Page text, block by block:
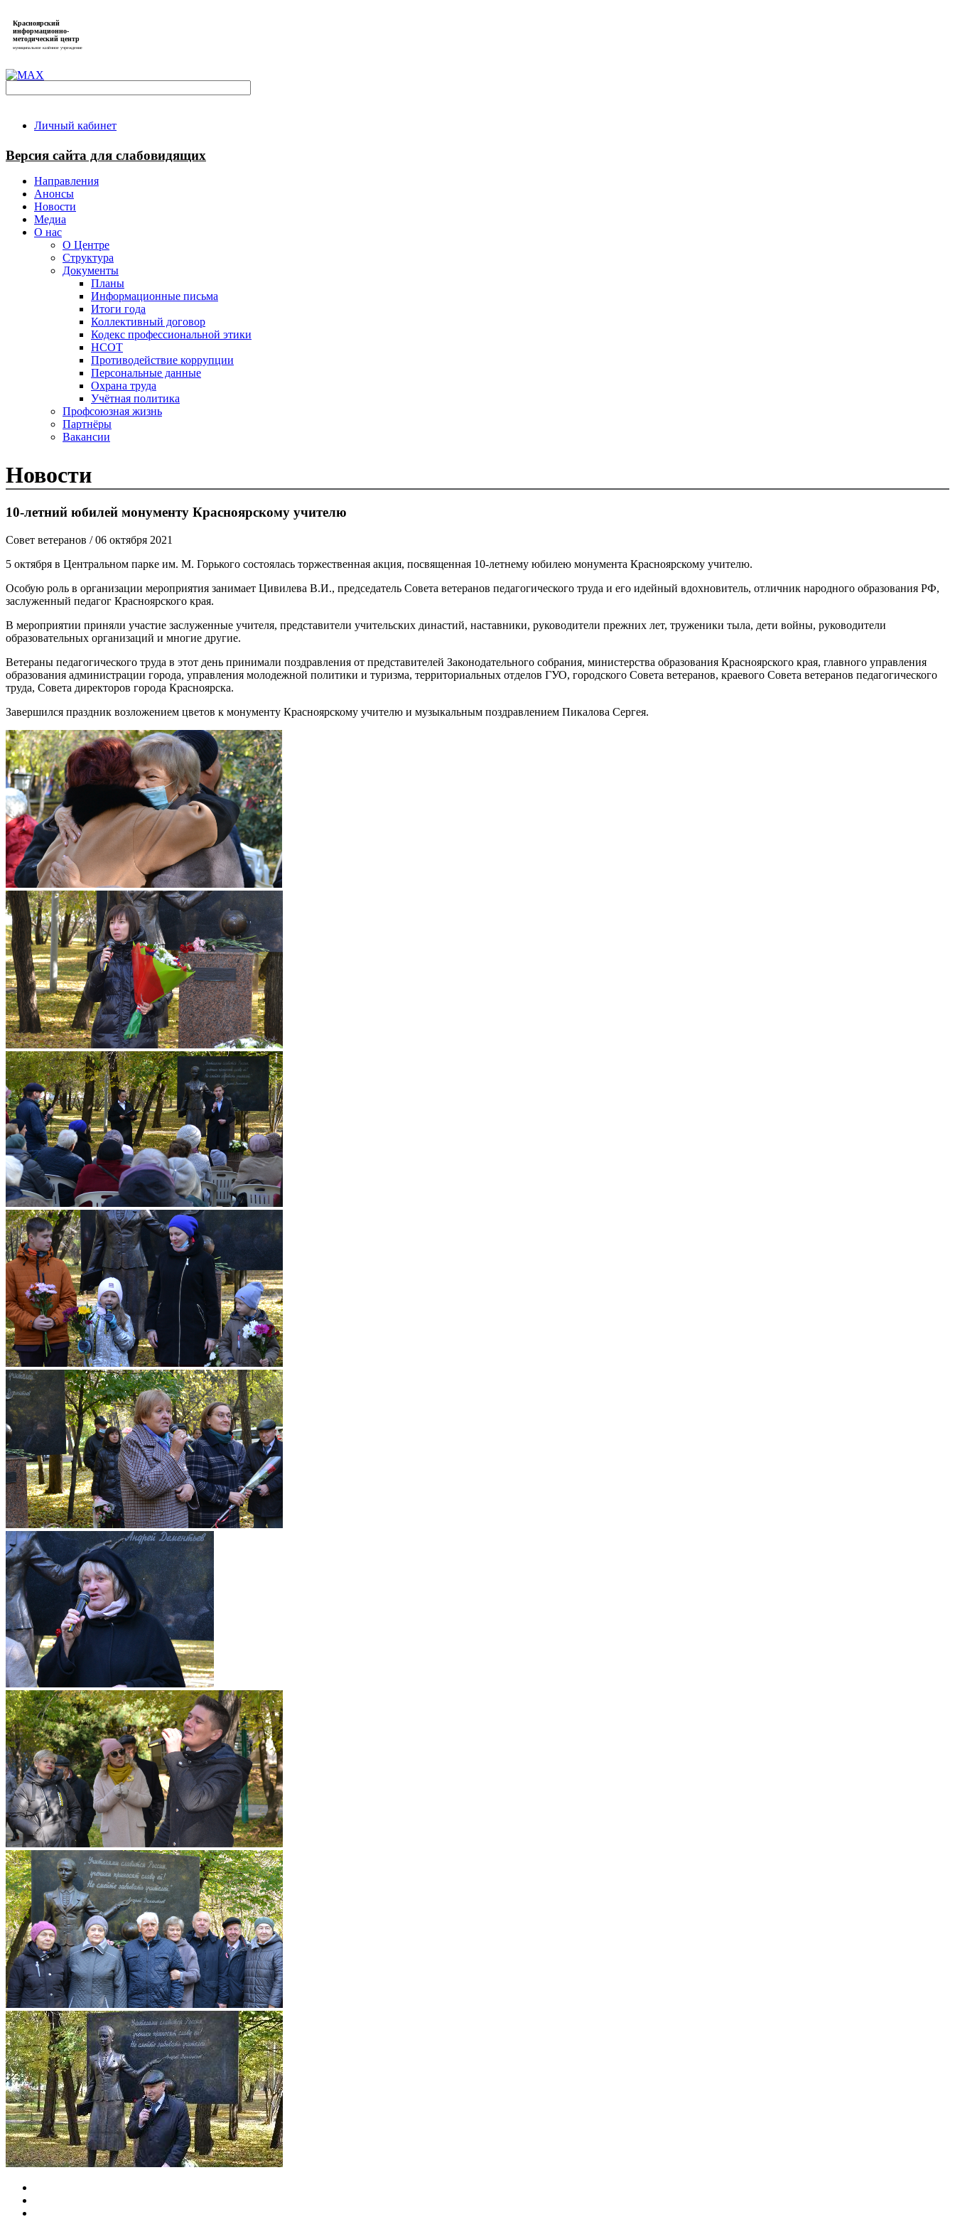
Красноярский
информационно-
методический центр
муниципальное казённое учреждение
Личный кабинет
Версия сайта для слабовидящих
Направления
Анонсы
Новости
Медиа
О нас
О Центре
Структура
Документы
Планы
Информационные письма
Итоги года
Коллективный договор
Кодекс профессиональной этики
НСОТ
Противодействие коррупции
Персональные данные
Охрана труда
Учётная политика
Профсоюзная жизнь
Партнёры
Вакансии
Новости
10-летний юбилей монументу Красноярскому учителю
Совет ветеранов / 06 октября 2021
5 октября в Центральном парке им. М. Горького состоялась торжественная акция, посвященная 10-летнему юбилею монумента Красноярскому учителю.
Особую роль в организации мероприятия занимает Цивилева В.И., председатель Совета ветеранов педагогического труда и его идейный вдохновитель, отличник народного образования РФ,
заслуженный педагог Красноярского края.
В мероприятии приняли участие заслуженные учителя, представители учительских династий, наставники, руководители прежних лет, труженики тыла, дети войны, руководители
образовательных организаций и многие другие.
Ветераны педагогического труда в этот день принимали поздравления от представителей Законодательного собрания, министерства образования Красноярского края, главного управления
образования администрации города, управления молодежной политики и туризма, территориальных отделов ГУО, городского Совета ветеранов, краевого Совета ветеранов педагогического
труда, Совета директоров города Красноярска.
Завершился праздник возложением цветов к монументу Красноярскому учителю и музыкальным поздравлением Пикалова Сергея.